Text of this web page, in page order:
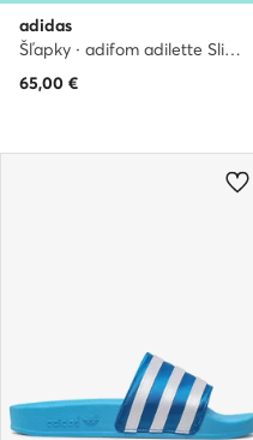
adidas
Šľapky · adifom adilette Slides GZ2632 · Béžová
65,00 €